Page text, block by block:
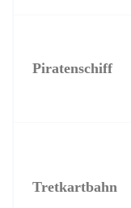
Piratenschiff
Tretkartbahn